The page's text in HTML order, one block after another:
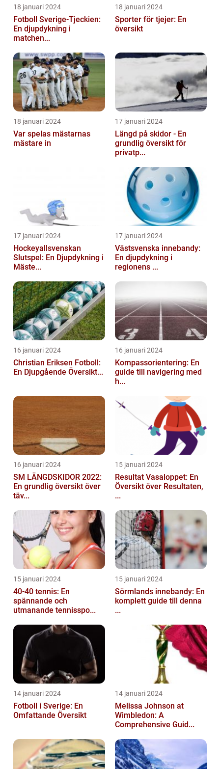
18 januari 2024
Fotboll Sverige-Tjeckien:
En djupdykning i
matchen...
18 januari 2024
Sporter för tjejer: En
översikt
18 januari 2024
Var spelas mästarnas
mästare in
17 januari 2024
Längd på skidor - En
grundlig översikt för
privatp...
17 januari 2024
Hockeyallsvenskan
Slutspel: En Djupdykning i
Mäste...
17 januari 2024
Västsvenska innebandy:
En djupdykning i
regionens ...
16 januari 2024
Christian Eriksen Fotboll:
En Djupgående Översikt...
16 januari 2024
Kompassorientering: En
guide till navigering med
h...
16 januari 2024
SM LÄNGDSKIDOR 2022:
En grundlig översikt över
täv...
15 januari 2024
Resultat Vasaloppet: En
Översikt över Resultaten,
...
15 januari 2024
40-40 tennis: En
spännande och
utmanande tennisspo...
15 januari 2024
Sörmlands innebandy: En
komplett guide till denna
...
14 januari 2024
Fotboll i Sverige: En
Omfattande Översikt
14 januari 2024
Melissa Johnson at
Wimbledon: A
Comprehensive Guid...